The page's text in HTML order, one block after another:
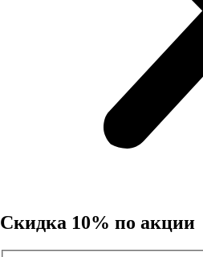
Скидка 10% по акции